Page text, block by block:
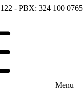
- PBX: 324 100 0765
Menu